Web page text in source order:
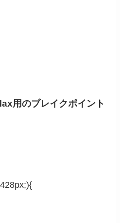
用のブレイクポイント